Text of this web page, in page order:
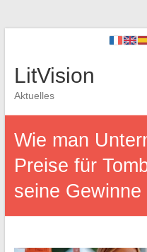
LitVision
Aktuelles
Wie man
Preise für
seine